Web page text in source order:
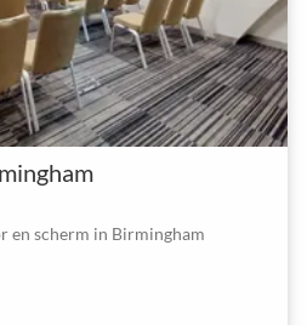
en scherm in Birmingham